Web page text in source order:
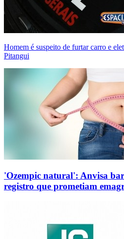
Homem é suspeito de furtar carro e
Pitangui
'Ozempic natural': Anvisa
registro que prometiam